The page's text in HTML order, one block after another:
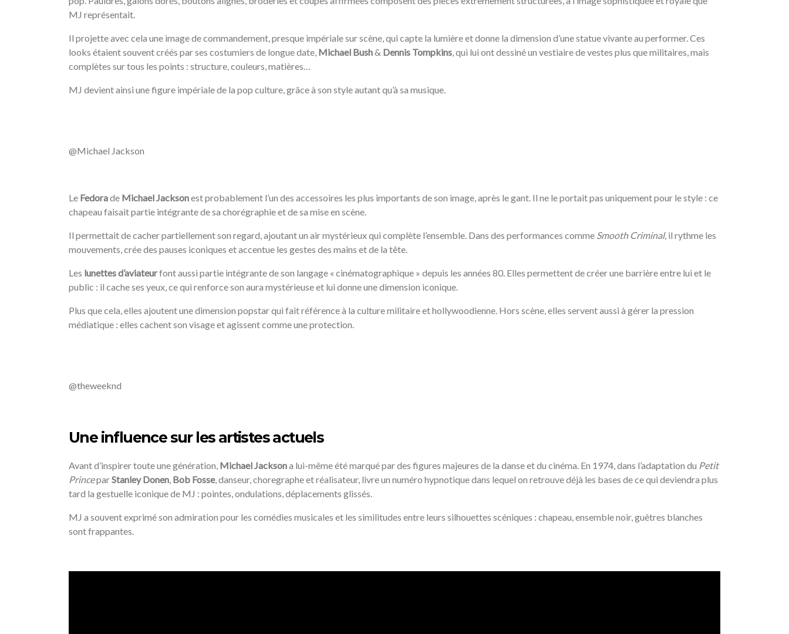
MJ représentait.
Il projette avec cela une image de commandement, presque impériale sur scène, qui capte la lumière et donne la dimension d’une statue vivante au performer. Ces
looks étaient souvent créés par ses costumiers de longue date, Michael Bush& Dennis Tompkins, qui lui ont dessiné un vestiaire de vestes plus que militaires, mais
complètes sur tous les points : structure, couleurs, matières…
MJ devient ainsi une figure impériale de la pop culture, grâce à son style autant qu’à sa musique.
@Michael Jackson
Le Fedorade Michael Jacksonest probablement l’un des accessoires les plus importants de son image, après le gant. Il ne le portait pas uniquement pour le style : ce
chapeau faisait partie intégrante de sa chorégraphie et de sa mise en scène.
Il permettait de cacher partiellement son regard, ajoutant un air mystérieux qui complète l’ensemble. Dans des performances comme Smooth Criminal, il rythme les
mouvements, crée des pauses iconiques et accentue les gestes des mains et de la tête.
Les lunettes d’aviateurfont aussi partie intégrante de son langage « cinématographique » depuis les années 80. Elles permettent de créer une barrière entre lui et le
public : il cache ses yeux, ce qui renforce son aura mystérieuse et lui donne une dimension iconique.
Plus que cela, elles ajoutent une dimension popstar qui fait référence à la culture militaire et hollywoodienne. Hors scène, elles servent aussi à gérer la pression
médiatique : elles cachent son visage et agissent comme une protection.
@theweeknd
Une influence sur les artistes actuels
Avant d’inspirer toute une génération, MichaelJacksona lui-même été marqué par des figures majeures de la danse et du cinéma. En 1974, dans l’adaptation du Petit
PrinceparStanley Donen, Bob Fosse, danseur, choregraphe et réalisateur, livre un numéro hypnotique dans lequel on retrouve déjà les bases de ce qui deviendra plus
tard la gestuelle iconique de MJ : pointes, ondulations, déplacements glissés.
MJ a souvent exprimé son admiration pour les comédies musicales et les similitudes entre leurs silhouettes scéniques : chapeau, ensemble noir, guêtres blanches
sont frappantes.